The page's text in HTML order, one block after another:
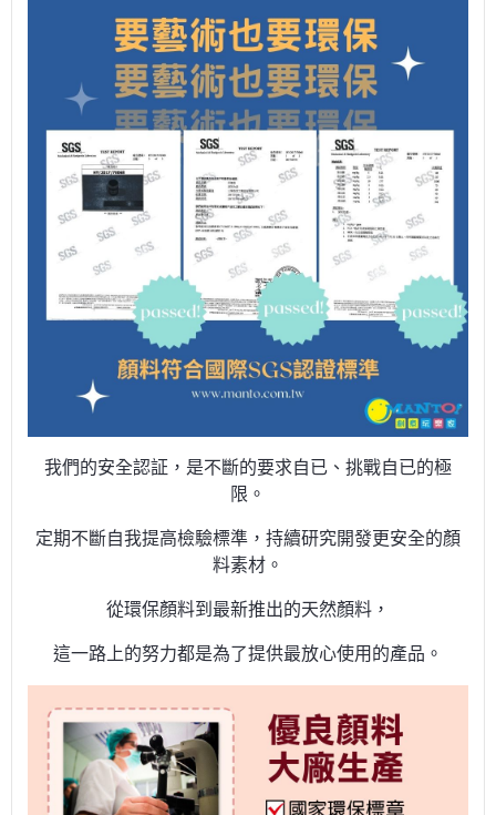
我們的安全認証，是不斷的要求自已、挑戰自已的極
限。
定期不斷自我提高檢驗標準，持續研究開發更安全的顏
料素材。
從環保顏料到最新推出的天然顏料，
這一路上的努力都是為了提供最放心使用的產品。